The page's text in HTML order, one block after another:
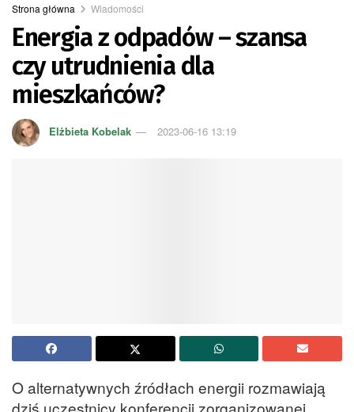
Strona główna Wiadomości
Energia z odpadów – szansa
czy utrudnienia dla
mieszkańców?
Elżbieta Kobelak 2023-06-16 13:19
O alternatywnych źródłach energii rozmawiają
dziś uczestnicy konferencji zorganizowanej